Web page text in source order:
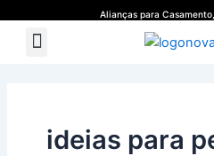
Alianças para
Menu
ideias para